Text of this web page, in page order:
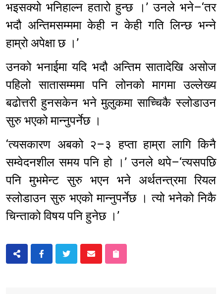
भइसक्यो भनिहाल्न हतारो हुन्छ ।’ उनले भने–‘तर
भदौ अन्तिमसम्ममा केही न केही गति लिन्छ भन्ने
हाम्रो अपेक्षा छ ।’
उनको भनाईमा यदि भदौ अन्तिम सातादेखि असोज
पहिलो सातासम्ममा पनि लोनको मागमा उल्लेख्य
बढोत्तरी हुनसकेन भने मुलुकमा साच्चिकै स्लोडाउन
सुरु भएको मान्नुपर्नेछ ।
‘त्यसकारण अबको २–३ हप्ता हाम्रा लागि किनै
सम्वेदनशील समय पनि हो ।’ उनले थपे–‘त्यसपछि
पनि मुभमेन्ट सुरु भएन भने अर्थतन्त्रमा रियल
स्लोडाउन सुरु भएको मान्नुपर्नेछ । त्यो भनेको निकै
चिन्ताको विषय पनि हुनेछ ।’